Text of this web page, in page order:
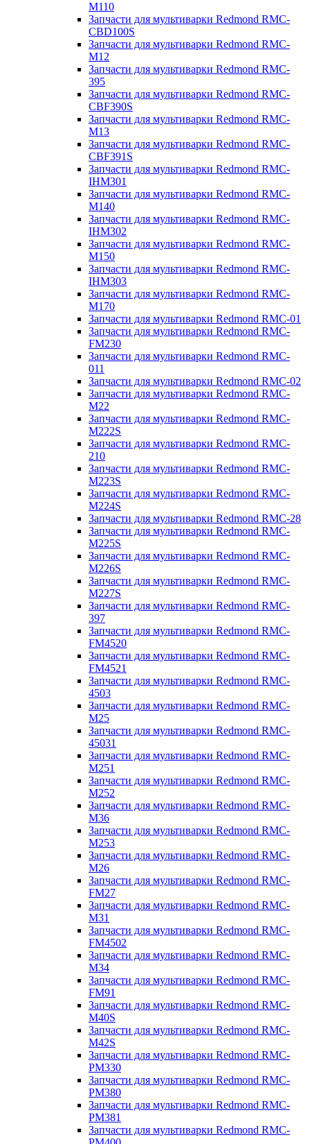
M110
Запчасти для мультиварки Redmond RMC-
CBD100S
Запчасти для мультиварки Redmond RMC-
M12
Запчасти для мультиварки Redmond RMC-
395
Запчасти для мультиварки Redmond RMC-
CBF390S
Запчасти для мультиварки Redmond RMC-
M13
Запчасти для мультиварки Redmond RMC-
CBF391S
Запчасти для мультиварки Redmond RMC-
IHM301
Запчасти для мультиварки Redmond RMC-
M140
Запчасти для мультиварки Redmond RMC-
IHM302
Запчасти для мультиварки Redmond RMC-
M150
Запчасти для мультиварки Redmond RMC-
IHM303
Запчасти для мультиварки Redmond RMC-
M170
Запчасти для мультиварки Redmond RMC-01
Запчасти для мультиварки Redmond RMC-
FM230
Запчасти для мультиварки Redmond RMC-
011
Запчасти для мультиварки Redmond RMC-02
Запчасти для мультиварки Redmond RMC-
M22
Запчасти для мультиварки Redmond RMC-
M222S
Запчасти для мультиварки Redmond RMC-
210
Запчасти для мультиварки Redmond RMC-
M223S
Запчасти для мультиварки Redmond RMC-
M224S
Запчасти для мультиварки Redmond RMC-28
Запчасти для мультиварки Redmond RMC-
M225S
Запчасти для мультиварки Redmond RMC-
M226S
Запчасти для мультиварки Redmond RMC-
M227S
Запчасти для мультиварки Redmond RMC-
397
Запчасти для мультиварки Redmond RMC-
FM4520
Запчасти для мультиварки Redmond RMC-
FM4521
Запчасти для мультиварки Redmond RMC-
4503
Запчасти для мультиварки Redmond RMC-
M25
Запчасти для мультиварки Redmond RMC-
45031
Запчасти для мультиварки Redmond RMC-
M251
Запчасти для мультиварки Redmond RMC-
M252
Запчасти для мультиварки Redmond RMC-
M36
Запчасти для мультиварки Redmond RMC-
M253
Запчасти для мультиварки Redmond RMC-
M26
Запчасти для мультиварки Redmond RMC-
FM27
Запчасти для мультиварки Redmond RMC-
M31
Запчасти для мультиварки Redmond RMC-
FM4502
Запчасти для мультиварки Redmond RMC-
M34
Запчасти для мультиварки Redmond RMC-
FM91
Запчасти для мультиварки Redmond RMC-
M40S
Запчасти для мультиварки Redmond RMC-
M42S
Запчасти для мультиварки Redmond RMC-
PM330
Запчасти для мультиварки Redmond RMC-
PM380
Запчасти для мультиварки Redmond RMC-
PM381
Запчасти для мультиварки Redmond RMC-